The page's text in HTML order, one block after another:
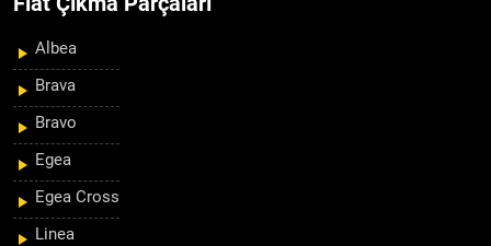
Albea
Brava
Bravo
Egea
Egea Cross
Linea